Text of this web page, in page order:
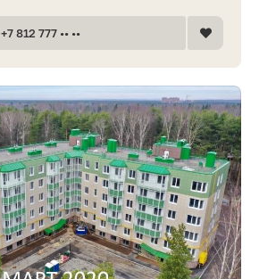
+7 812 777 •• ••